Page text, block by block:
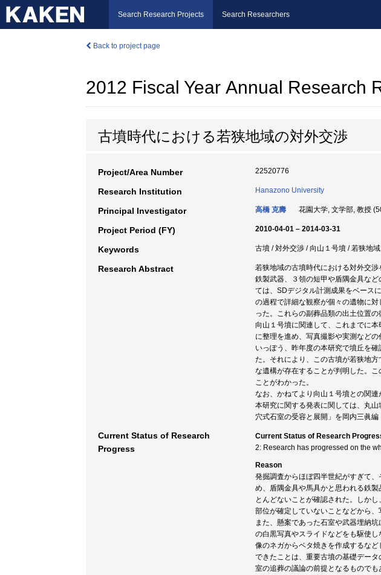
Search Research Projects Search Researchers
Back to project page
2012 Fiscal Year Annual Research
古墳時代における若狭地域の対外交渉
Project/Area Number 22520776
Research Institution Hanazono University
Principal Investigator 高橋 克壽 花園大学, 文学部, 教授
Project Period (FY) 2010-04-01 – 2014-03-31
Keywords 古墳 / 対外交渉 / 向山１号墳 / 若狭地
Research Abstract
若狭地域の古墳時代における対外交
鉄製武器、３領の短甲や盾隅金具な
ては、SDデジタル計測成果をベース
の過程で詳細な観察が個々の遺物に
った。これらの副葬品類の出土位置
向山１号墳に関連して、これまでに
に整理を進め、写真撮影や実測など
いっぽう、昨年度の本研究で墳丘を
た。それにより、この古墳が若狭地
な遺構が存在することが判明した。
ことがわかった。
なお、かねてより向山１号墳との関
本研究に関する発表に関しては、丸
穴式石室の受容と展開」を岡内三眞
Current Status of Research
Progress
Current Status of Research
2: Research has progressed on the
Reason
発掘調査からほぼ四半世紀がすぎて
め、盾隅金具や馬具かと思われる鉄
とんどないことが確認された。しか
部位が確定していないことなどから、
また、懸案であった石室や武器埋納
の白黒写真やスライドなどをも駆使
像のネガからベタ焼きを作成するな
できたことは、重要古墳の基礎デー
室の追葬の議論の前提となるものでも